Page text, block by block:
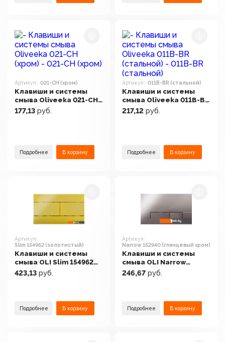
Артикул: 021-CH (хром)
Клавиши и системы
смыва Oliveeka 021-CH
(хром)
177,13 руб.
Подробнее В корзину
Артикул: 011B-BR (стальной)
Клавиши и системы
смыва Oliveeka 011B-BR
(стальной)
217,12 руб.
Подробнее В корзину
Артикул:
Slim 154962 (золотистый)
Клавиши и системы
смыва OLI Slim 154962
(золотистый)
423,13 руб.
Подробнее В корзину
Артикул:
Narrow 152940 (глянцевый хром)
Клавиши и системы
смыва OLI Narrow
152940 (глянцевый
хром)
246,67 руб.
Подробнее В корзину